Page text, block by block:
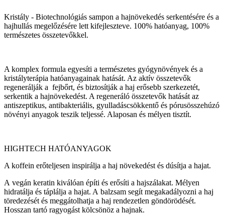
Kristály - Biotechnológiás sampon a hajnövekedés serkentésére és a
hajhullás megelőzésére lett kifejleszteve. 100% hatóanyag, 100%
természetes összetevőkkel.
A komplex formula egyesíti a természetes gyógynövények és a
kristályterápia hatóanyagainak hatását. Az aktív összetevők
regenerálják a fejbőrt, és biztosítják a haj erősebb szerkezetét,
serkentik a hajnövekedést. A regeneráló összetevők hatását az
antiszeptikus, antibakteriális, gyulladáscsökkentő és pórusösszehúzó
növényi anyagok teszik teljessé. Alaposan és mélyen tisztít.
HIGHTECH HATÓANYAGOK
A koffein erőteljesen inspirálja a haj növekedést és dúsítja a hajat.
A vegán keratin kiválóan építi és erősíti a hajszálakat. Mélyen
hidratálja és táplálja a hajat. A balzsam segít megakadályozni a haj
töredezését és meggátolhatja a haj rendezetlen göndörödését.
Hosszan tartó ragyogást kölcsönöz a hajnak.